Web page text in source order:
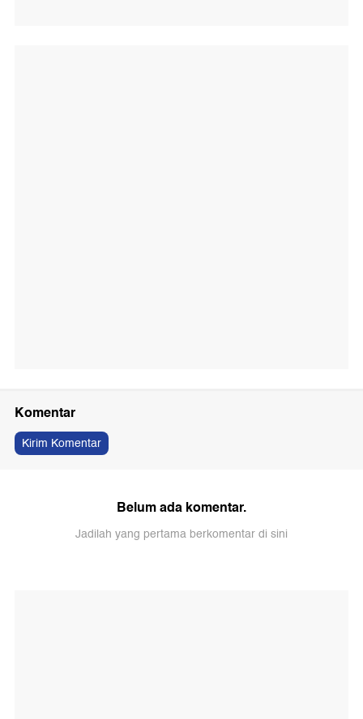
Komentar
Kirim Komentar
Belum ada komentar.
Jadilah yang pertama berkomentar di sini